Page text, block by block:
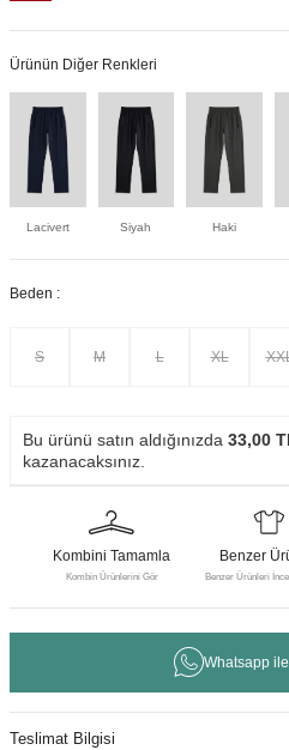
Ürünün Diğer Renkleri
Lacivert Siyah Haki
Beden :
S M L XL
Bu ürünü satın aldığınızda 33,00
kazanacaksınız.
Kombini Tamamla
Kombin Ürünlerini Gör
Benzer
Benzer Ürünleri
Whatsapp
Teslimat Bilgisi